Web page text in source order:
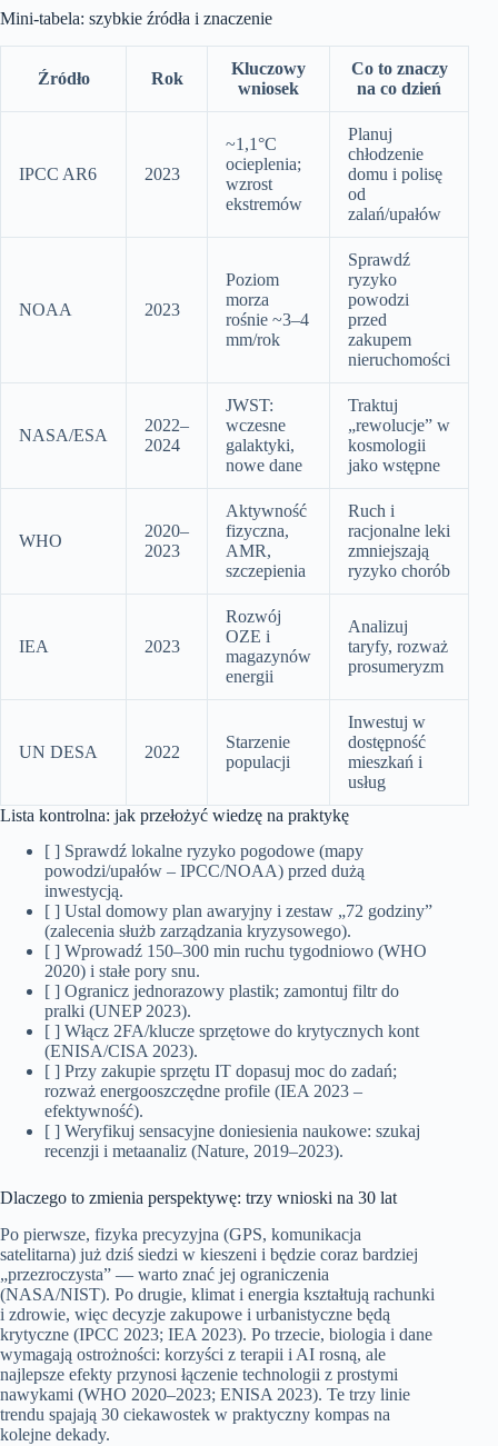
Mini‑tabela: szybkie źródła i znaczenie
Źródło Rok
Kluczowy
wniosek
Co to znaczy
na co dzień
IPCC AR6 2023
~1,1°C
ocieplenia;
wzrost
ekstremów
Planuj
chłodzenie
domu i polisę
od
zalań/upałów
NOAA 2023
Poziom
morza
rośnie ~3–4
mm/rok
Sprawdź
ryzyko
powodzi
przed
zakupem
nieruchomości
NASA/ESA
2022–
2024
JWST:
wczesne
galaktyki,
nowe dane
Traktuj
„rewolucje” w
kosmologii
jako wstępne
WHO
2020–
2023
Aktywność
fizyczna,
AMR,
szczepienia
Ruch i
racjonalne leki
zmniejszają
ryzyko chorób
IEA 2023
Rozwój
OZE i
magazynów
energii
Analizuj
taryfy, rozważ
prosumeryzm
UN DESA 2022
Starzenie
populacji
Inwestuj w
dostępność
mieszkań i
usług
Lista kontrolna: jak przełożyć wiedzę na praktykę
[ ] Sprawdź lokalne ryzyko pogodowe (mapy
powodzi/upałów – IPCC/NOAA) przed dużą
inwestycją.
[ ] Ustal domowy plan awaryjny i zestaw „72 godziny”
(zalecenia służb zarządzania kryzysowego).
[ ] Wprowadź 150–300 min ruchu tygodniowo (WHO
2020) i stałe pory snu.
[ ] Ogranicz jednorazowy plastik; zamontuj filtr do
pralki (UNEP 2023).
[ ] Włącz 2FA/klucze sprzętowe do krytycznych kont
(ENISA/CISA 2023).
[ ] Przy zakupie sprzętu IT dopasuj moc do zadań;
rozważ energooszczędne profile (IEA 2023 –
efektywność).
[ ] Weryfikuj sensacyjne doniesienia naukowe: szukaj
recenzji i metaanaliz (Nature, 2019–2023).
Dlaczego to zmienia perspektywę: trzy wnioski na 30 lat
Po pierwsze, fizyka precyzyjna (GPS, komunikacja
satelitarna) już dziś siedzi w kieszeni i będzie coraz bardziej
„przezroczysta” — warto znać jej ograniczenia
(NASA/NIST). Po drugie, klimat i energia kształtują rachunki
i zdrowie, więc decyzje zakupowe i urbanistyczne będą
krytyczne (IPCC 2023; IEA 2023). Po trzecie, biologia i dane
wymagają ostrożności: korzyści z terapii i AI rosną, ale
najlepsze efekty przynosi łączenie technologii z prostymi
nawykami (WHO 2020–2023; ENISA 2023). Te trzy linie
trendu spajają 30 ciekawostek w praktyczny kompas na
kolejne dekady.